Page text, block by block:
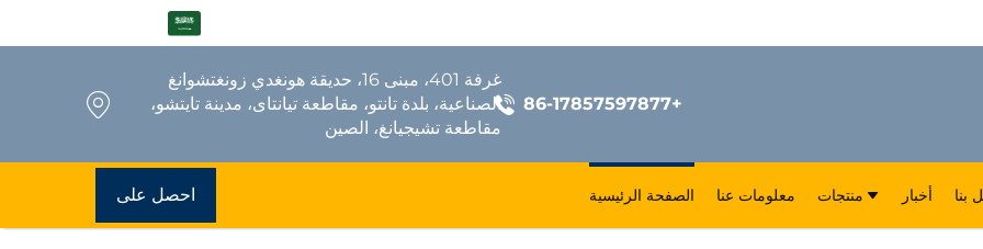
+86-17857597877
غرفة 401، مبنى 16، حديقة هونغدي زونغتشوانغ
الصناعية، بلدة تانتو، مقاطعة تيانتاى، مدينة تايتشو،
مقاطعة تشيجيانغ، الصين
الصفحة الرئيسية معلومات عنا منتجات أخبار بنا احصل على